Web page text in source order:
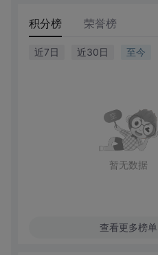
积分榜 荣誉榜
近7日 近30日 至今
暂无数据
查看更多榜单